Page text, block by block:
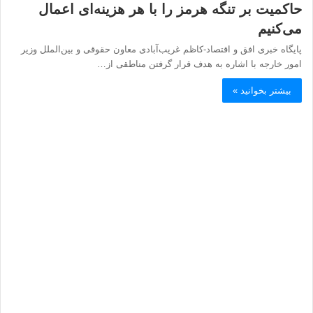
حاکمیت بر تنگه هرمز را با هر هزینه‌ای اعمال
می‌کنیم
پایگاه خبری افق و اقتصاد-کاظم غریب‌آبادی معاون حقوقی و بین‌الملل وزیر
امور خارجه با اشاره به هدف قرار گرفتن مناطقی از…
بیشتر بخوانید »